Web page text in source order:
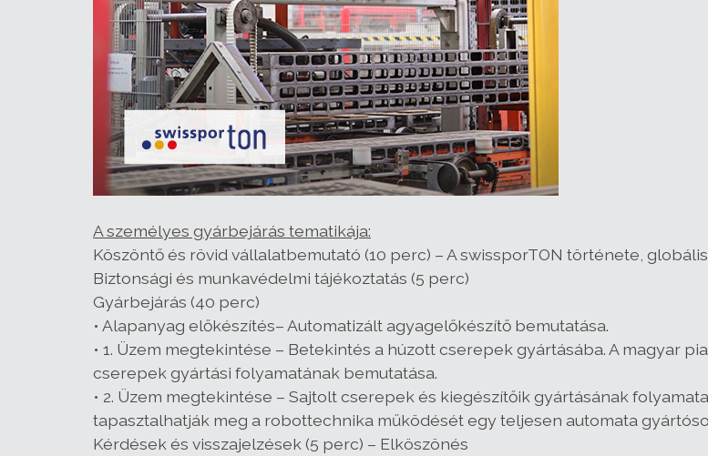
A személyes gyárbejárás tematikája:
Köszöntő és rövid vállalatbemutató (10 perc) – A swissporTON története,
Biztonsági és munkavédelmi tájékoztatás (5 perc)
Gyárbejárás (40 perc)
• Alapanyag előkészítés– Automatizált agyagelőkészítő bemutatása.
• 1. Üzem megtekintése – Betekintés a húzott cserepek gyártásába. A magyar
cserepek gyártási folyamatának bemutatása.
• 2. Üzem megtekintése – Sajtolt cserepek és kiegészítőik gyártásának
tapasztalhatják meg a robottechnika működését egy teljesen automata
Kérdések és visszajelzések (5 perc) – Elköszönés